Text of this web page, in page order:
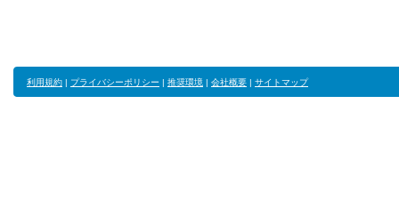
利用規約 | プライバシーポリシー | 推奨環境 | 会社概要 | サイトマップ